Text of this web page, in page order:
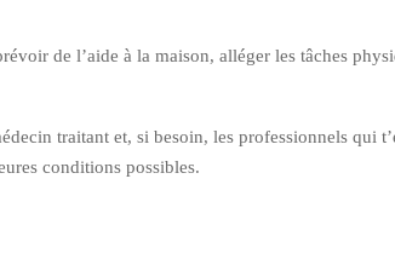
de l’aide à la maison, alléger les tâches
traitant et, si besoin, les professionnels qui
conditions possibles.